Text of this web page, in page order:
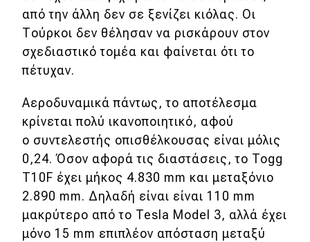
Τεχνολογία
Ασφάλεια
Αγορά
Test Drive
Δοκιμή
Αποστολή
Συγκρίνουμε
από την άλλη δεν σε ξενίζει κιόλας. Οι
Τούρκοι δεν θέλησαν να ρισκάρουν στον
σχεδιαστικό τομέα και φαίνεται ότι το
πέτυχαν.
Αεροδυναμικά πάντως, το αποτέλεσμα
κρίνεται πολύ ικανοποιητικό, αφού
ο συντελεστής οπισθέλκουσας είναι μόλις
0,24. Όσον αφορά τις διαστάσεις, το Togg
T10F έχει μήκος 4.830 mm και μεταξόνιο
2.890 mm. Δηλαδή είναι είναι 110 mm
μακρύτερο από το Tesla Model 3, αλλά έχει
μόνο 15 mm επιπλέον απόσταση μεταξύ